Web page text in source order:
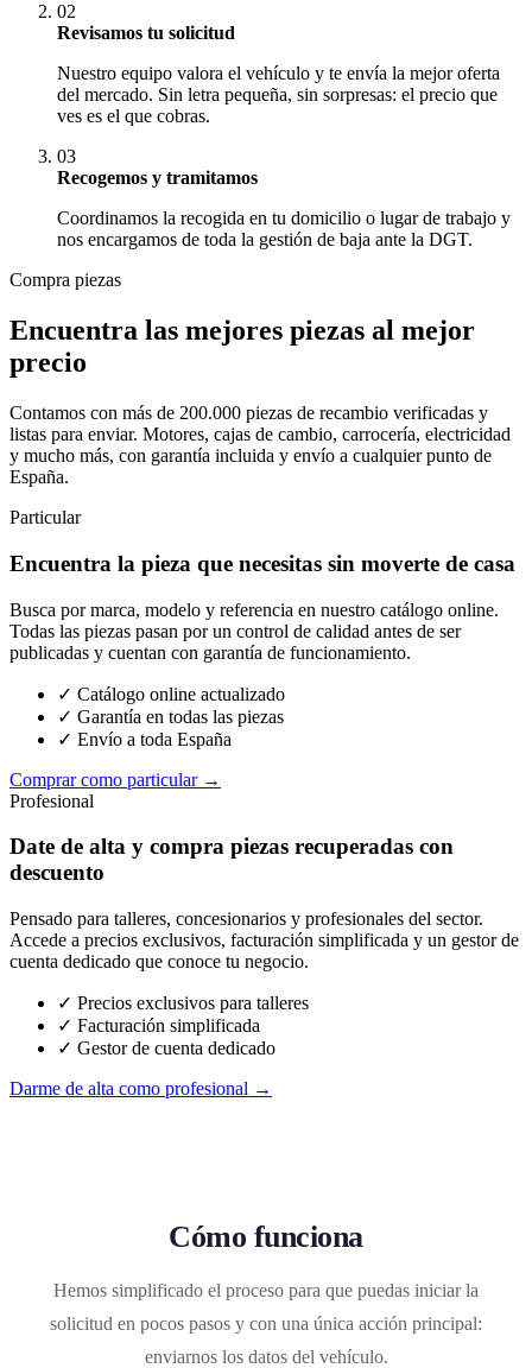
02
Revisamos tu solicitud
Nuestro equipo valora el vehículo y te envía la mejor oferta
del mercado. Sin letra pequeña, sin sorpresas: el precio que
ves es el que cobras.
03
Recogemos y tramitamos
Coordinamos la recogida en tu domicilio o lugar de trabajo y
nos encargamos de toda la gestión de baja ante la DGT.
Compra piezas
Encuentra las mejores piezas al mejor
precio
Contamos con más de 200.000 piezas de recambio verificadas y
listas para enviar. Motores, cajas de cambio, carrocería, electricidad
y mucho más, con garantía incluida y envío a cualquier punto de
España.
Particular
Encuentra la pieza que necesitas sin moverte de casa
Busca por marca, modelo y referencia en nuestro catálogo online.
Todas las piezas pasan por un control de calidad antes de ser
publicadas y cuentan con garantía de funcionamiento.
✓ Catálogo online actualizado
✓ Garantía en todas las piezas
✓ Envío a toda España
Comprar como particular →
Profesional
Date de alta y compra piezas recuperadas con
descuento
Pensado para talleres, concesionarios y profesionales del sector.
Accede a precios exclusivos, facturación simplificada y un gestor de
cuenta dedicado que conoce tu negocio.
✓ Precios exclusivos para talleres
✓ Facturación simplificada
✓ Gestor de cuenta dedicado
Darme de alta como profesional →
Cómo funciona
Hemos simplificado el proceso para que puedas iniciar la
solicitud en pocos pasos y con una única acción principal:
enviarnos los datos del vehículo.